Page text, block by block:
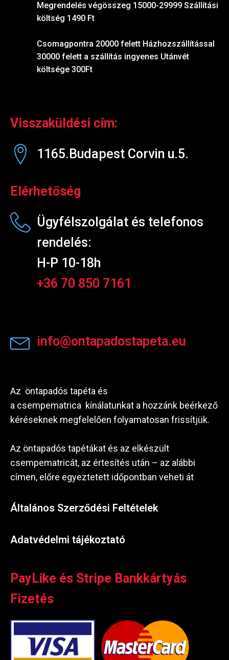
Megrendelés végösszeg 15000-29999 Szállítási
költség 1490 Ft
Csomagpontra 20000 felett Házhozszállítással
30000 felett a szállítás ingyenes Utánvét
költsége 300Ft
Visszaküldési cím:
1165.Budapest Corvin u.5.
Elérhetőség
Ügyfélszolgálat és telefonos
rendelés:
H-P 10-18h
+36 70 850 7161
info@ontapadostapeta.eu
Az öntapadós tapéta és
a csempematrica kínálatunkat a hozzánk beérkező
kéréseknek megfelelően folyamatosan frissítjük.
Az öntapadós tapétákat és az elkészült
csempematricát, az értesítés után – az alábbi
címen, előre egyeztetett időpontban veheti át
Általános Szerződési Feltételek
Adatvédelmi tájékoztató
PayLike és Stripe Bankkártyás
Fizetés